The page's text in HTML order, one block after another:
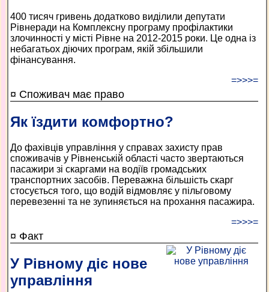
400 тисяч гривень додатково виділили депутати
Рівнеради на Комплексну програму профілактики
злочинності у місті Рівне на 2012-2015 роки. Це одна із
небагатьох діючих програм, якій збільшили
фінансування.
=>>>=
¤ Споживач має право
Як їздити комфортно?
До фахівців управління у справах захисту прав
споживачів у Рівненській області часто звертаються
пасажири зі скаргами на водіїв громадських
транспортних засобів. Переважна більшість скарг
стосується того, що водій відмовляє у пільговому
перевезенні та не зупиняється на прохання пасажира.
=>>>=
¤ Факт
У Рівному діє нове
управління